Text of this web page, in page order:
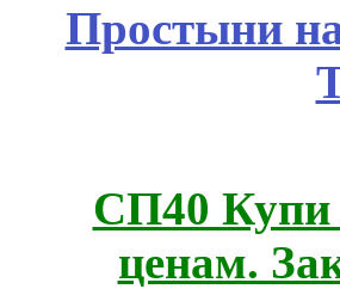
Простыни
СП40 Купи
ценам.